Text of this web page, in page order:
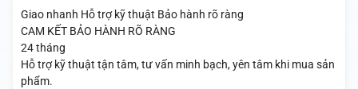
Giao nhanh Hỗ trợ kỹ thuật Bảo hành rõ ràng
CAM KẾT BẢO HÀNH RÕ RÀNG
24 tháng
Hỗ trợ kỹ thuật tận tâm, tư vấn minh bạch, yên tâm khi mua sản
phẩm.